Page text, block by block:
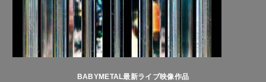
BABYMETAL最新ライブ映像作品